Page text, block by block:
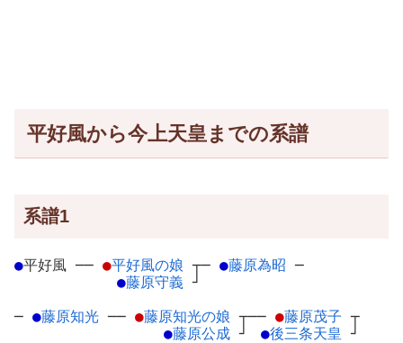
平好風から今上天皇までの系譜
系譜1
●平好風 ── ●平好風の娘 ┬
●藤原守義 ┘
─ ●藤原為昭 ─
─ ●藤原知光 ── ●藤原知光の娘 ┬
●藤原公成 ┘
── ●藤原茂子 ┬
●後三条天皇 ┘